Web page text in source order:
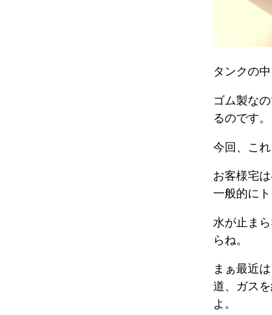
タンクの
ゴム製な
るのです
今回、こ
お客様宅
一般的に
水が止ま
らね。
まぁ最近
道、ガス
よ。